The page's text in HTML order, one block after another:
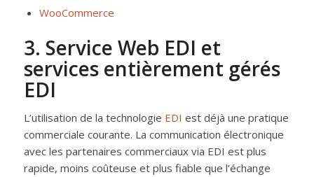
WooCommerce
3. Service Web EDI et
services entièrement gérés
EDI
L’utilisation de la technologie EDI est déjà une pratique
commerciale courante. La communication électronique
avec les partenaires commerciaux via EDI est plus
rapide, moins coûteuse et plus fiable que l’échange